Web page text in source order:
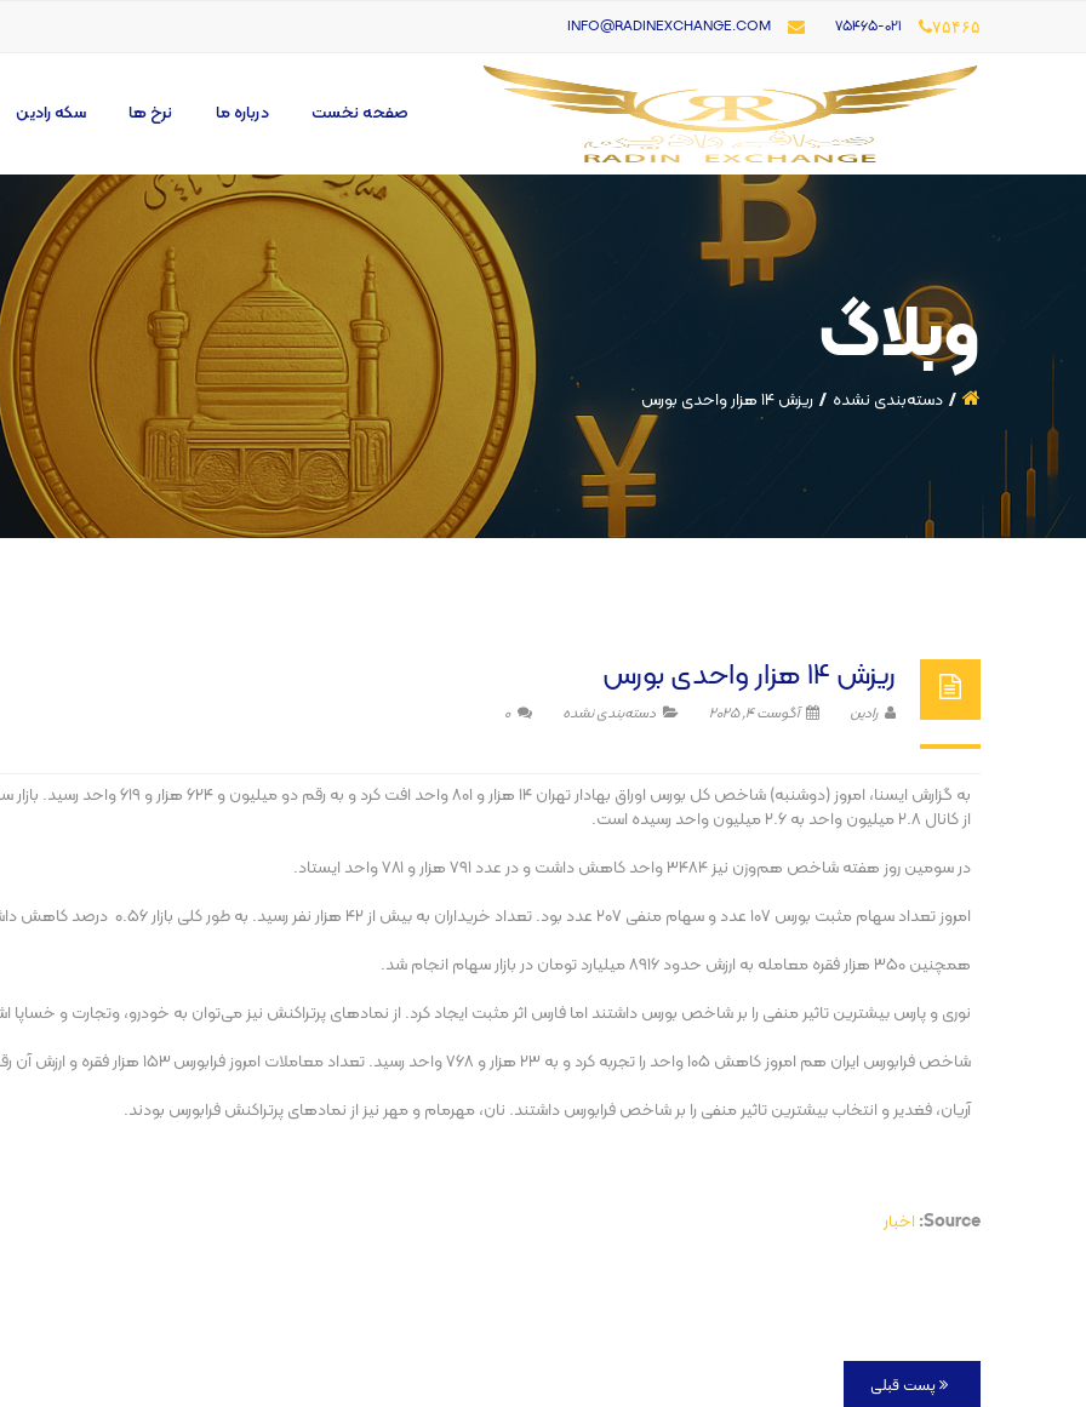
۷۵۴۶۵ INFO@RADINEXCHANGE.COM
صفحه نخست درباره ما نرخ ها سکه رادین
وبلاگ
دسته‌بندی نشده ریزش 14 هزار واحدی بورس
ریزش 14 هزار واحدی بورس
رادین آگوست 4, 2025 دسته‌بندی نشده 0
به گزارش ایسنا، امروز (دوشنبه) شاخص کل
از کانال ۲.۸ میلیون واحد به ۲.۶ میلیون واحد رسیده است.
در سومین روز هفته شاخص هم‌وزن نیز ۳۴۸۴ واحد کاهش داشت و در عدد ۷۹۱ هزار و ۷۸۱ واحد ایستاد.
امروز تعداد سهام مثبت بورس ۱۰۷ عدد و سهام منفی ۲۰۷ عدد بود. تعداد خریداران به بیش از ۴۲ هزار نفر رسید. به طور کلی بازار ۰.۵۶ درصد کاهش داشت.
همچنین ۳۵۰ هزار فقره معامله به ارزش حدود ۸۹۱۶ میلیارد تومان در بازار سهام انجام شد.
نوری و پارس بیشترین تاثیر منفی را بر شاخص بورس داشتند اما فارس اثر مثبت ایجاد کرد. از نمادهای پرتراکنش نیز می‌توان به خودرو، وتجارت و خساپا
شاخص فرابورس ایران هم امروز کاهش ۱۰۵ واحد را تجربه کرد و به ۲۳ هزار و ۷۶۸ واحد رسید. تعداد معاملات امروز فرابورس ۱۵۳ هزار فقره و ارزش آن رقم قابل توجه ۶۶۶ هزار میلیارد تومان بود.
آریان، فغدیر و انتخاب بیشترین تاثیر منفی را بر شاخص فرابورس داشتند. نان، مهرمام و مهر نیز از نمادهای پرتراکنش فرابورس بودند.
Source: اخبار
پست قبلی